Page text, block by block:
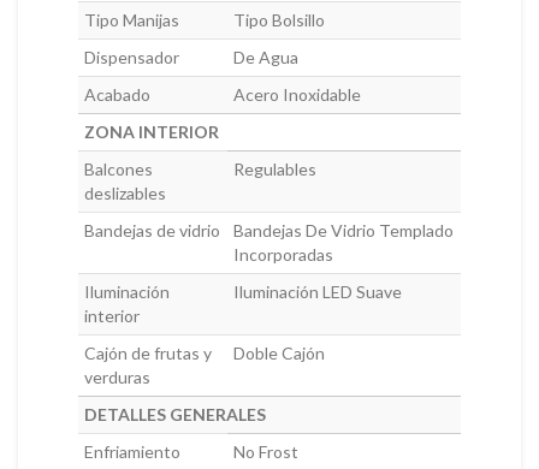
Tipo Manijas
Tipo Bolsillo
Dispensador
De Agua
Acabado
Acero Inoxidable
ZONA INTERIOR
Balcones
deslizables
Regulables
Bandejas de vidrio
Bandejas De Vidrio Templado
Incorporadas
Iluminación
interior
Iluminación LED Suave
Cajón de frutas y
verduras
Doble Cajón
DETALLES GENERALES
Enfriamiento
No Frost